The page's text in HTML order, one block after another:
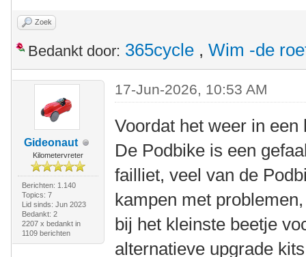
Zoek
Bedankt door: 365cycle , Wim -de
Gideonaut
Kilometervreter
Berichten: 1.140
Topics: 7
Lid sinds: Jun 2023
Bedankt: 2
2207 x bedankt in
1109 berichten
17-Jun-2026, 10:53 AM
Voordat het weer in
De Podbike is een
failliet, veel van de
kampen met
bij het kleinste beetje
alternatieve upgrade